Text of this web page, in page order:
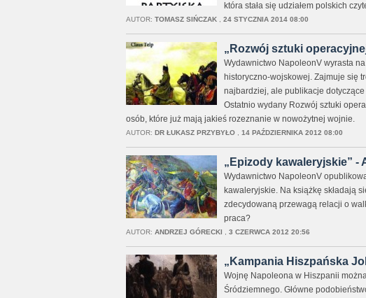
która stała się udziałem polskich
AUTOR: TOMASZ SIŃCZAK, 24 STYCZNIA 2014 08:00
„Rozwój sztuki
Wydawnictwo NapoleonV wyrasta
historyczno-wojskowej. Zajmuje się
najbardziej, ale publikacje
Ostatnio wydany Rozwój sztuki
osób, które już mają jakieś rozeznanie w nowożytnej wojnie.
AUTOR: DR ŁUKASZ PRZYBYŁO, 14 PAŹDZIERNIKA 2012 08:00
„Epizody kawaleryjskie” -
Wydawnictwo NapoleonV
kawaleryjskie. Na książkę składają
zdecydowaną przewagą relacji o
praca?
AUTOR: ANDRZEJ GÓRECKI 3 CZERWCA 2012 20:56
„Kampania Hiszpańska
Wojnę Napoleona w Hiszpanii
Śródziemnego. Główne